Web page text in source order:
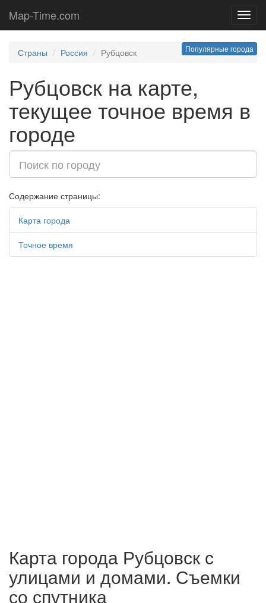
Map-Time.com
Популярные города
Страны Россия Рубцовск
Рубцовск на карте,
текущее точное время в
городе
Содержание страницы:
Карта города
Точное время
Карта города Рубцовск с
улицами и домами. Съемки
со спутника